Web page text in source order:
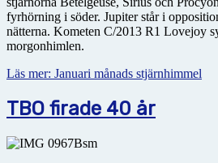
fyrhörning i söder. Jupiter står i
nätterna. Kometen C/2013 R1 Lovejoy
morgonhimlen.
Läs mer: Januari månads stjärnhimmel
TBO firade 40 år